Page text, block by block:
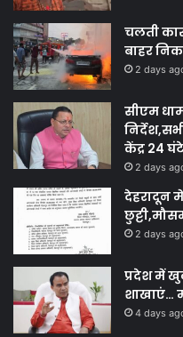
चलती
बाहर
2 days
सीएम
केंद्र 24
2 days
देहरादून
2 days
प्रदेश में
शाखाएं…
4 days